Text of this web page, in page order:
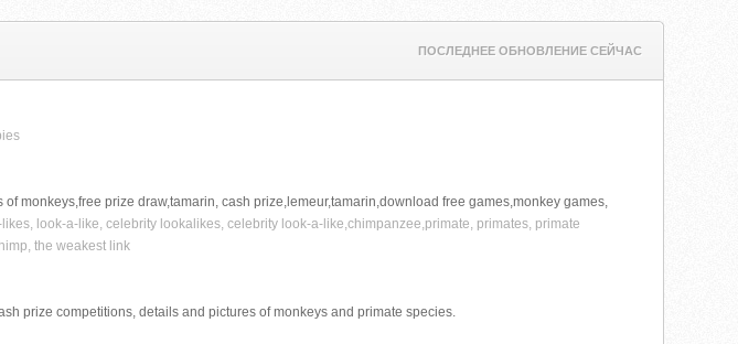
ПОСЛЕДНЕЕ ОБНОВЛЕНИЕ СЕЙЧАС
monkeys,free prize draw,tamarin, cash prize,lemeur,tamarin,download free games,monkey games,
look-a-like, celebrity lookalikes, celebrity look-a-like,chimpanzee,primate, primates, primate
the weakest link
prize competitions, details and pictures of monkeys and primate species.